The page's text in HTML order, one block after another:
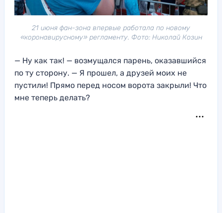
21 июня фан-зона впервые работала по новому
«коронавирусному» регламенту. Фото: Николай Козин
— Ну как так! — возмущался парень, оказавшийся
по ту сторону. — Я прошел, а друзей моих не
пустили! Прямо перед носом ворота закрыли! Что
мне теперь делать?